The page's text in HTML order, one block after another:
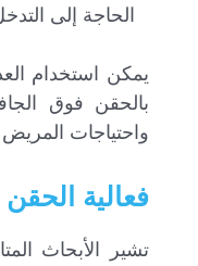
الحاجة إلى
يمكن استخدام
بالحقن فوق
واحتياجات
فعالية الحقن
تشير الأبحاث